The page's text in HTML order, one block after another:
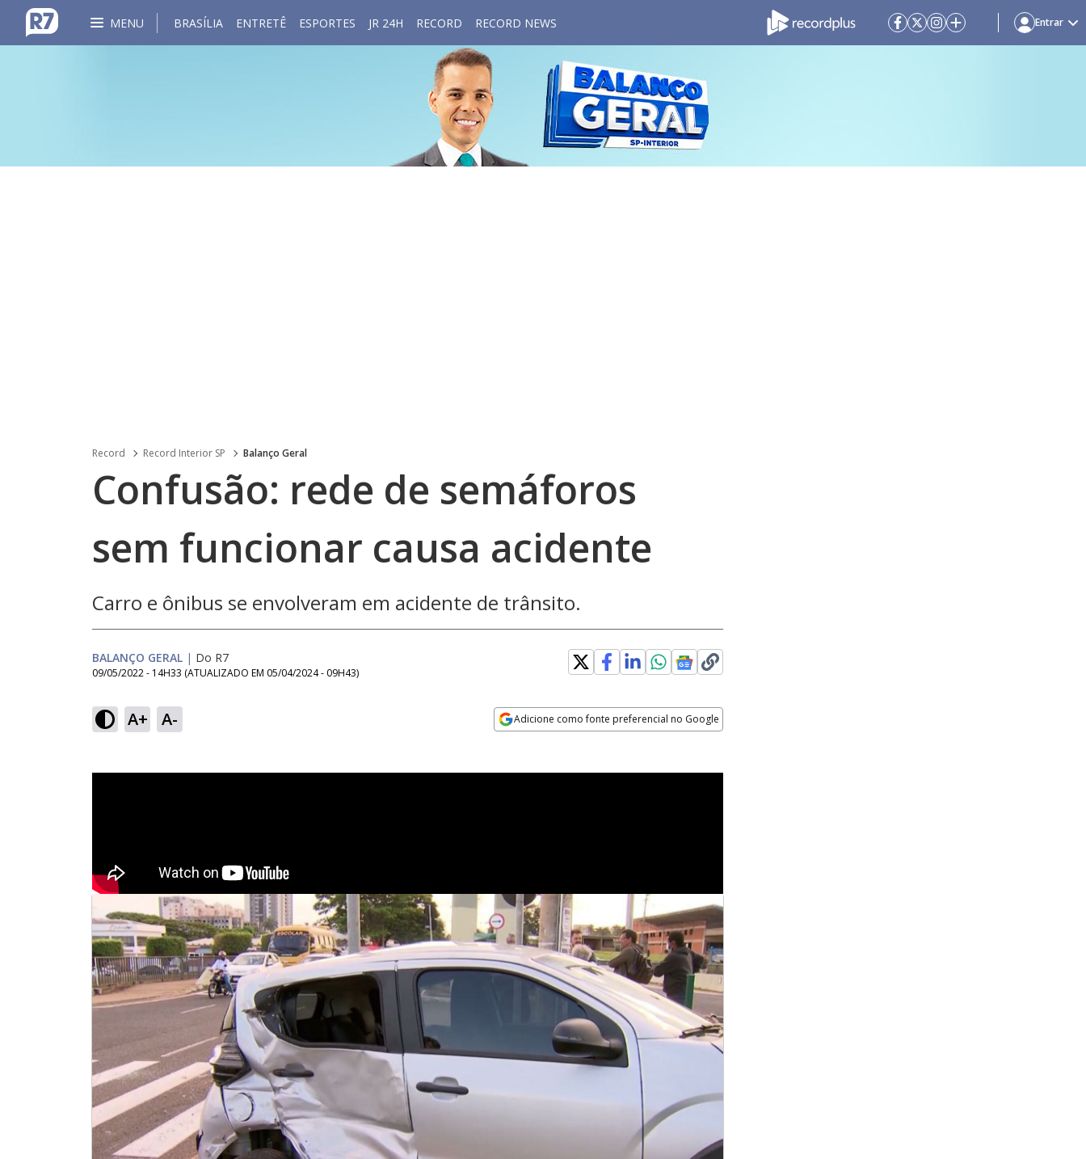
MENU BRASÍLIA ENTRETÊ ESPORTES JR 24H RECORD RECORD NEWS Entrar
Record Record Interior SP Balanço Geral
Confusão: rede de semáforos
sem funcionar causa acidente
Carro e ônibus se envolveram em acidente de trânsito.
BALANÇO GERAL | Do R7
09/05/2022 - 14H33 (ATUALIZADO EM 05/04/2024 - 09H43)
A+ A- Adicione como fonte preferencial no Google